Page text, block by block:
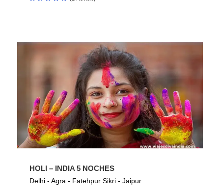
HOLI – INDIA 5 NOCHES
Delhi - Agra - Fatehpur Sikri - Jaipur